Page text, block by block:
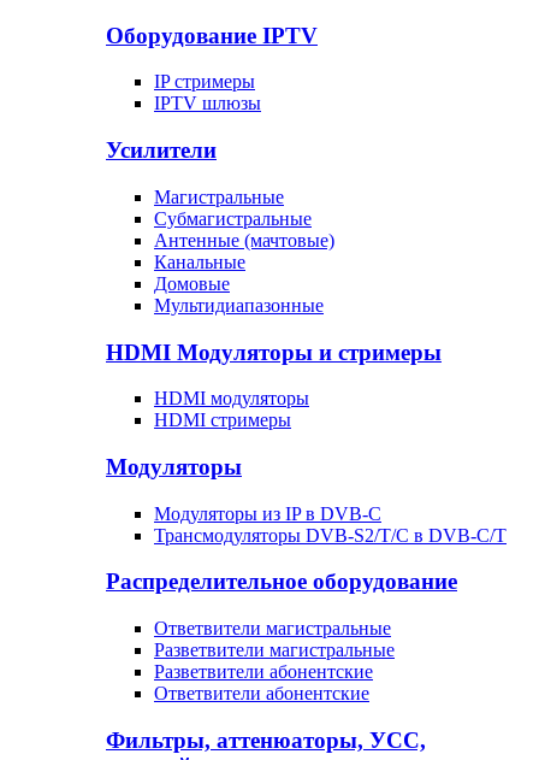
Оборудование IPTV
IP стримеры
IPTV шлюзы
Усилители
Магистральные
Субмагистральные
Антенные (мачтовые)
Канальные
Домовые
Мультидиапазонные
HDMI Модуляторы и стримеры
HDMI модуляторы
HDMI стримеры
Модуляторы
Модуляторы из IP в DVB-C
Трансмодуляторы DVB-S2/T/C в DVB-C/T
Распределительное оборудование
Ответвители магистральные
Разветвители магистральные
Разветвители абонентские
Ответвители абонентские
Фильтры, аттенюаторы, УСС,